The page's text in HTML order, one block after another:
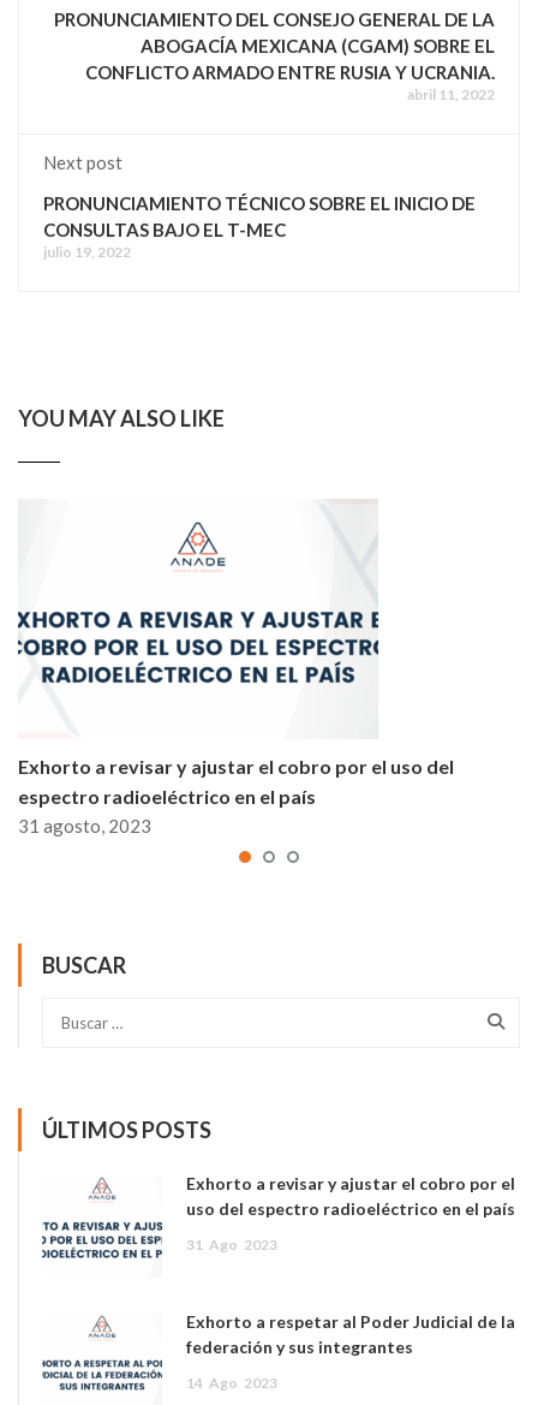
PRONUNCIAMIENTO DEL CONSEJO GENERAL DE LA
ABOGACÍA MEXICANA (CGAM) SOBRE EL
CONFLICTO ARMADO ENTRE RUSIA Y UCRANIA.
abril 11, 2022
Next post
PRONUNCIAMIENTO TÉCNICO SOBRE EL INICIO DE
CONSULTAS BAJO EL T-MEC
julio 19, 2022
YOU MAY ALSO LIKE
Exhorto a revisar y ajustar el cobro por el uso del
espectro radioeléctrico en el país
31 agosto, 2023
BUSCAR
ÚLTIMOS POSTS
Exhorto a revisar y ajustar el cobro por el
uso del espectro radioeléctrico en el país
31 Ago 2023
Exhorto a respetar al Poder Judicial de la
federación y sus integrantes
14 Ago 2023